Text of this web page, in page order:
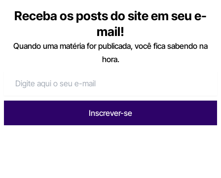
Receba os posts do site em seu e-
mail!
Quando uma matéria for publicada, você fica sabendo na
hora.
Inscrever-se